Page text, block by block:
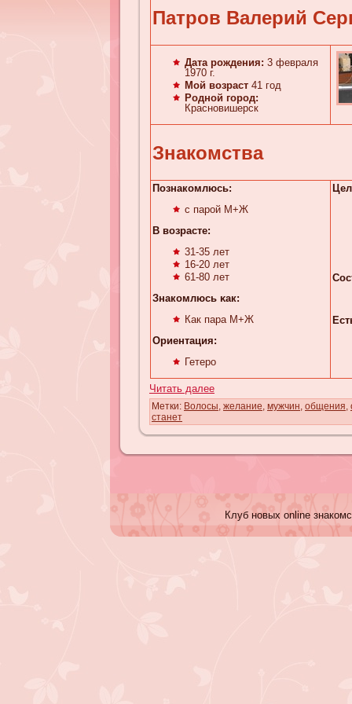
Патров Валерий
Дата рождения: 3 февраля
1970 г.
Мой возраст 41 год
Родной город:
Красновишерск
Знакомства
Познакомлюсь:
с парой М+Ж
В возрасте:
31-35 лет
16-20 лет
61-80 лет
Знакомлюсь κaк:
Как пара М+Ж
Ориентация:
Гетеро
Читать далее
Метки: Волосы, желание, мужчин, общения,
станет
Клуб новых online